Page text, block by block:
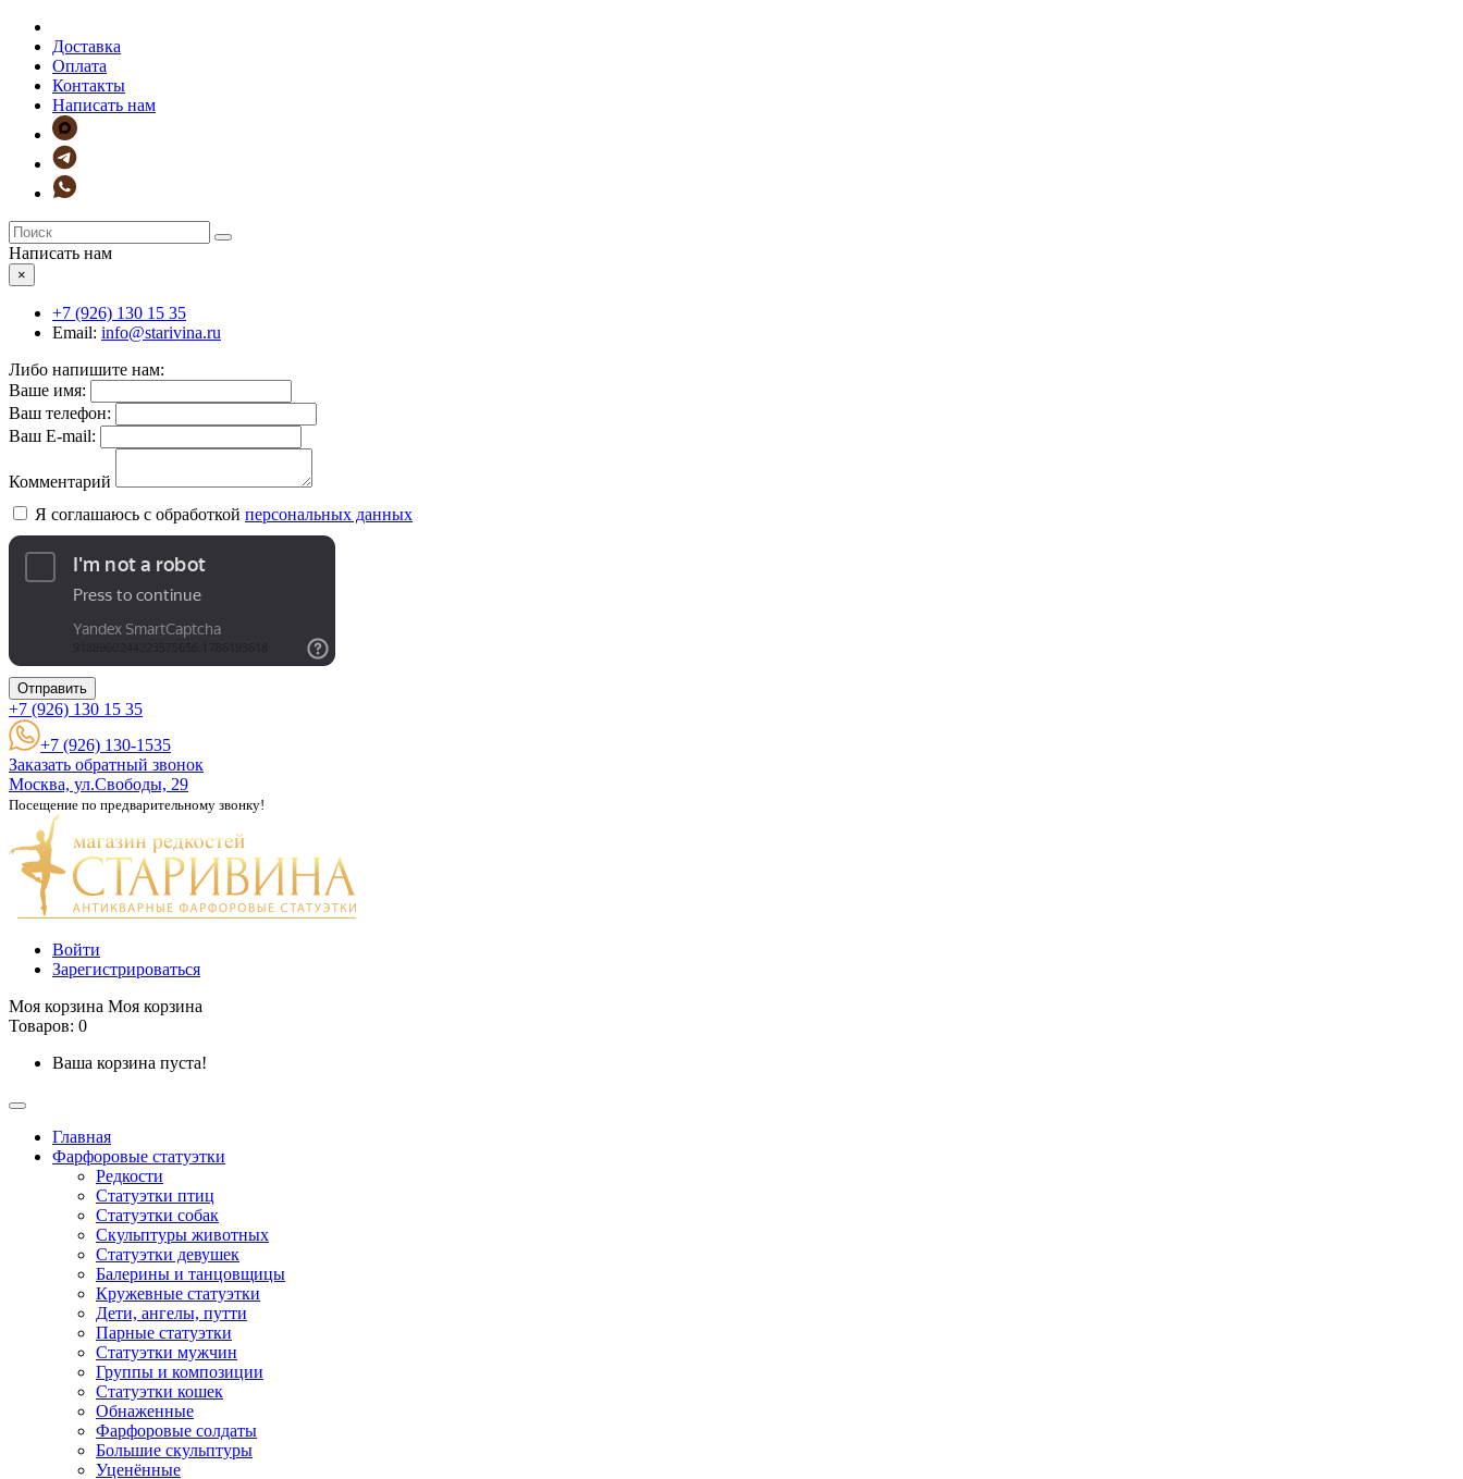
Доставка
Оплата
Контакты
Написать нам
Написать нам
×
+7 (926) 130 15 35
Email: info@starivina.ru
Либо напишите нам:
Ваше имя:
Ваш телефон:
Ваш E-mail:
Комментарий
Я соглашаюсь с обработкой персональных данных
Отправить
+7 (926) 130 15 35
+7 (926) 130-1535
Заказать обратный звонок
Москва, ул.Свободы, 29
Посещение по предварительному звонку!
Войти
Зарегистрироваться
Моя корзина Моя корзина
Товаров: 0
Ваша корзина пуста!
Главная
Фарфоровые статуэтки
Редкости
Cтатуэтки птиц
Cтатуэтки собак
Скульптуры животных
Статуэтки девушек
Балерины и танцовщицы
Кружевные статуэтки
Дети, ангелы, путти
Парные статуэтки
Статуэтки мужчин
Группы и композиции
Статуэтки кошек
Обнаженные
Фарфоровые солдаты
Большие скульптуры
Уценённые